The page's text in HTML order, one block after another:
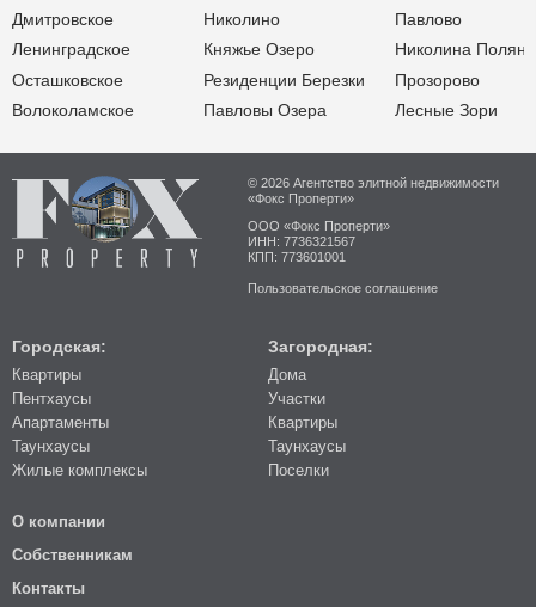
Дмитровское
Ленинградское
Осташковское
Волоколамское
Николино
Княжье Озеро
Резиденции Березки
Павловы Озера
Павлово
Николина Поляна
Прозорово
Лесные Зори
© 2026 Агентство элитной недвижимости
«Фокс Проперти»
ООО «Фокс Проперти»
ИНН: 7736321567
КПП: 773601001
Пользовательское соглашение
Городская:
Квартиры
Пентхаусы
Апартаменты
Таунхаусы
Жилые комплексы
Загородная:
Дома
Участки
Квартиры
Таунхаусы
Поселки
О компании
Собственникам
Контакты